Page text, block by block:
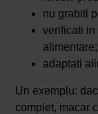
nu grabiti
verificati in
alimentare;
adaptati
Un exemplu:
complet, macar